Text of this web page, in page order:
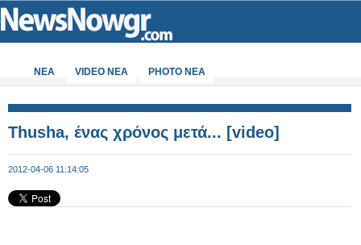
ΝΕΑ VIDEO NEA PHOTO NEA
Thusha, ένας χρόνος μετά... [video]
2012-04-06 11:14:05